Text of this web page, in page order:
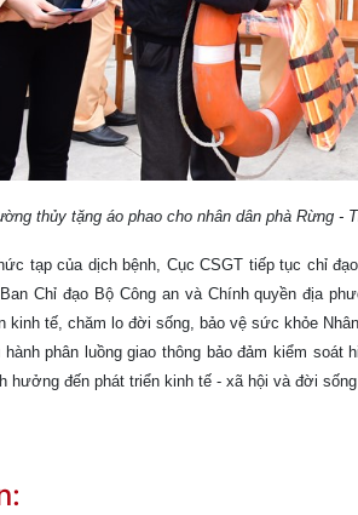
thủy tặng áo phao cho nhân dân phà Rừng -
tạp của dịch bệnh, Cục CSGT tiếp tục chỉ
Chỉ đạo Bộ Công an và Chính quyền địa
kinh tế, chăm lo đời sống, bảo vệ sức khỏe
phân luồng giao thông bảo đảm kiểm soát
hưởng đến phát triển kinh tế - xã hội và đời